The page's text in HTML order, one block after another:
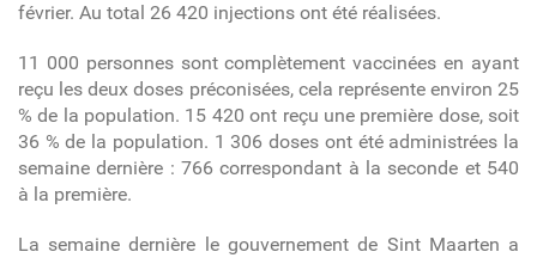
février. Au total 26 420 injections ont été réalisées.
11 000 personnes sont complètement vaccinées en ayant
reçu les deux doses préconisées, cela représente environ 25
% de la population. 15 420 ont reçu une première dose, soit
36 % de la population. 1 306 doses ont été administrées la
semaine dernière : 766 correspondant à la seconde et 540
à la première.
La semaine dernière le gouvernement de Sint Maarten a